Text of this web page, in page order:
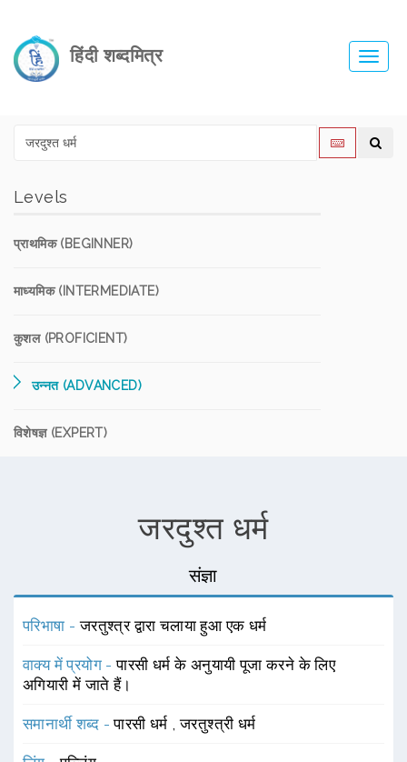
हिंदी शब्दमित्र
Levels
प्राथमिक (BEGINNER)
माध्यमिक (INTERMEDIATE)
कुशल (PROFICIENT)
उन्नत (ADVANCED)
विशेषज्ञ (EXPERT)
जरदुश्त धर्म
संज्ञा
परिभाषा -जरतुश्त्र द्वारा चलाया हुआ एक धर्म
वाक्य में प्रयोग -पारसी धर्म के अनुयायी पूजा करने के लिए
अगियारी में जाते हैं।
समानार्थी शब्द -पारसी धर्म ,जरतुश्त्री धर्म